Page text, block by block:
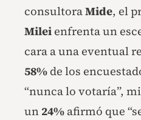
consultoraMide, el
Milei enfrenta un
cara a una eventual
58% de los
“nunca lo votaría”,
un 24% afirmó que